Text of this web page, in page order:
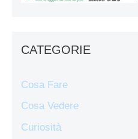
CATEGORIE
Cosa Fare
Cosa Vedere
Curiosità